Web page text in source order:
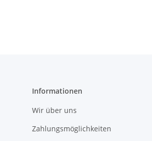
Informationen
Wir über uns
Zahlungsmöglichkeiten